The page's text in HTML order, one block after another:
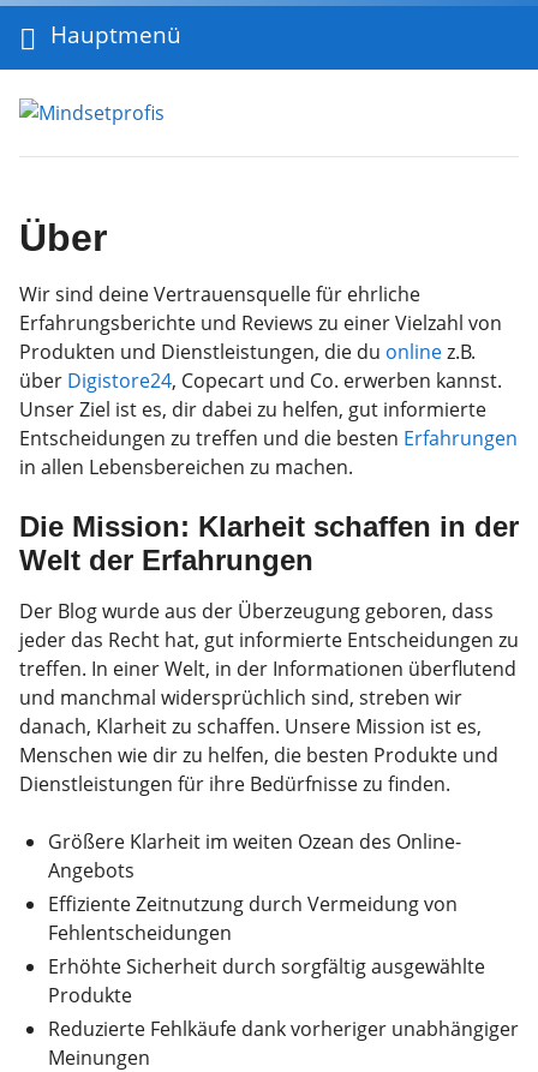
Hauptmenü
Über
Wir sind deine Vertrauensquelle für ehrliche
Erfahrungsberichte und Reviews zu einer Vielzahl von
Produkten und Dienstleistungen, die du onlinez.B.
über Digistore24, Copecart und Co. erwerben kannst.
Unser Ziel ist es, dir dabei zu helfen, gut informierte
Entscheidungen zu treffen und die besten Erfahrungen
in allen Lebensbereichen zu machen.
Die Mission: Klarheit schaffen in der
Welt der Erfahrungen
Der Blog wurde aus der Überzeugung geboren, dass
jeder das Recht hat, gut informierte Entscheidungen zu
treffen. In einer Welt, in der Informationen überflutend
und manchmal widersprüchlich sind, streben wir
danach, Klarheit zu schaffen. Unsere Mission ist es,
Menschen wie dir zu helfen, die besten Produkte und
Dienstleistungen für ihre Bedürfnisse zu finden.
Größere Klarheit im weiten Ozean des Online-
Angebots
Effiziente Zeitnutzung durch Vermeidung von
Fehlentscheidungen
Erhöhte Sicherheit durch sorgfältig ausgewählte
Produkte
Reduzierte Fehlkäufe dank vorheriger unabhängiger
Meinungen